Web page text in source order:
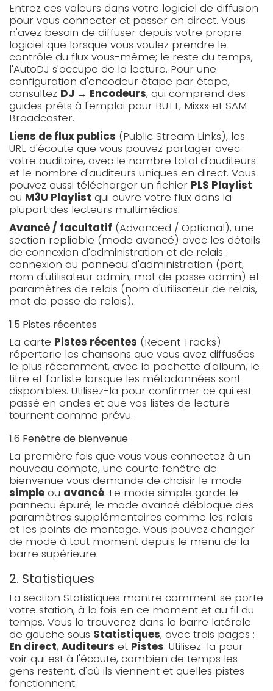
Entrez ces valeurs dans votre logiciel de diffusion
pour vous connecter et passer en direct. Vous
n'avez besoin de diffuser depuis votre propre
logiciel que lorsque vous voulez prendre le
contrôle du flux vous-même; le reste du temps,
l'AutoDJ s'occupe de la lecture. Pour une
configuration d'encodeur étape par étape,
consultez DJ → Encodeurs, qui comprend des
guides prêts à l'emploi pour BUTT, Mixxx et SAM
Broadcaster.
Liens de flux publics (Public Stream Links), les
URL d'écoute que vous pouvez partager avec
votre auditoire, avec le nombre total d'auditeurs
et le nombre d'auditeurs uniques en direct. Vous
pouvez aussi télécharger un fichier PLS Playlist
ou M3U Playlist qui ouvre votre flux dans la
plupart des lecteurs multimédias.
Avancé / facultatif (Advanced / Optional), une
section repliable (mode avancé) avec les détails
de connexion d'administration et de relais :
connexion au panneau d'administration (port,
nom d'utilisateur admin, mot de passe admin) et
paramètres de relais (nom d'utilisateur de relais,
mot de passe de relais).
1.5 Pistes récentes
La carte Pistes récentes (Recent Tracks)
répertorie les chansons que vous avez diffusées
le plus récemment, avec la pochette d'album, le
titre et l'artiste lorsque les métadonnées sont
disponibles. Utilisez-la pour confirmer ce qui est
passé en ondes et que vos listes de lecture
tournent comme prévu.
1.6 Fenêtre de bienvenue
La première fois que vous vous connectez à un
nouveau compte, une courte fenêtre de
bienvenue vous demande de choisir le mode
simple ou avancé. Le mode simple garde le
panneau épuré; le mode avancé débloque des
paramètres supplémentaires comme les relais
et les points de montage. Vous pouvez changer
de mode à tout moment depuis le menu de la
barre supérieure.
2. Statistiques
La section Statistiques montre comment se porte
votre station, à la fois en ce moment et au fil du
temps. Vous la trouverez dans la barre latérale
de gauche sous Statistiques, avec trois pages :
En direct, Auditeurs et Pistes. Utilisez-la pour
voir qui est à l'écoute, combien de temps les
gens restent, d'où ils viennent et quelles pistes
fonctionnent.